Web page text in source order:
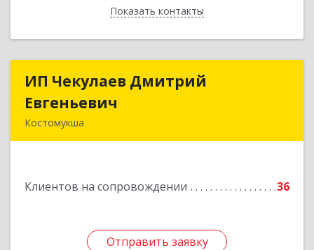
Показать контакты
Назад
ИП Чекулаев Дмитрий
Евгеньевич
Костомукша
Клиентов на сопровождении 36
Отправить заявку
ИП Чекулаев Дмитрий
Отправить заявку